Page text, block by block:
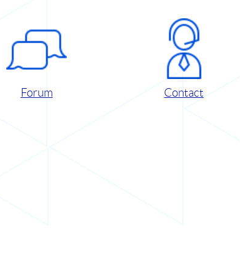
Forum Contact